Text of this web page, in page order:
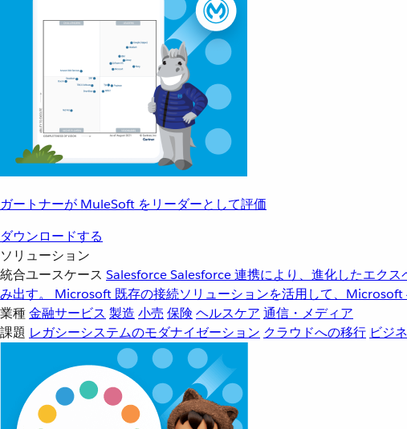
ガートナーが MuleSoft をリーダーとして評価
ダウンロードする
ソリューション
統合ユースケース SalesforceSalesforce 連携により、進化したエク
み出す。
Microsoft 既存の接続ソリューションを活用して、Microsoft
業種金融サービス 製造 小売 保険 ヘルスケア 通信・メディア
課題 レガシーシステムのモダナイゼーション クラウドへの移行 ビジ